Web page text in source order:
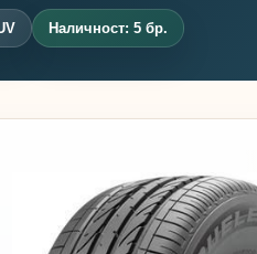
Наличност: 5 бр.